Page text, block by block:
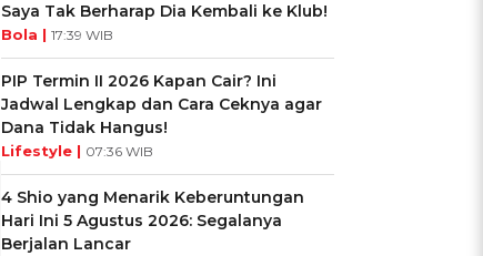
Saya Tak Berharap Dia Kembali ke Klub!
Bola | 17:39 WIB
PIP Termin II 2026 Kapan Cair? Ini
Jadwal Lengkap dan Cara Ceknya agar
Dana Tidak Hangus!
Lifestyle | 07:36 WIB
4 Shio yang Menarik Keberuntungan
Hari Ini 5 Agustus 2026: Segalanya
Berjalan Lancar